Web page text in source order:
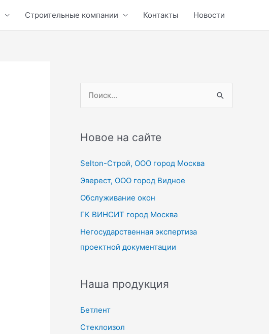
Строительные компании Контакты Новости
с
:
Новое на сайте
Selton-Строй, OOO город Москва
Эверест, ООО город Видное
Обслуживание окон
ГК ВИНСИТ город Москва
Негосударственная экспертиза
проектной документации
Наша продукция
Бетлент
Стеклоизол